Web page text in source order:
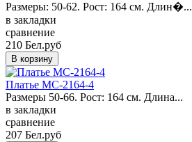
Размеры: 50-62. Рост: 164 см. Длин�...
в закладки
сравнение
210 Бел.руб
Платье MC-2164-4
Размеры 50-66. Рост: 164 см. Длина...
в закладки
сравнение
207 Бел.руб